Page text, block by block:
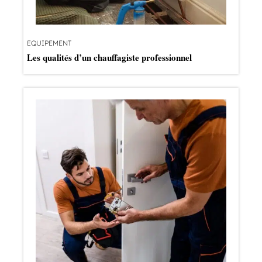
EQUIPEMENT
Les qualités d’un chauffagiste professionnel